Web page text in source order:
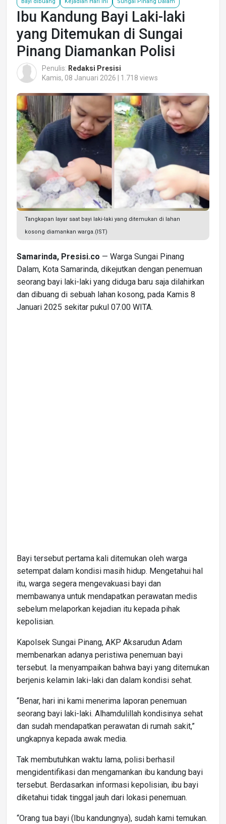
Ibu Kandung Bayi Laki-laki
yang Ditemukan di Sungai
Pinang Diamankan Polisi
Penulis: Redaksi Presisi
Kamis, 08 Januari 2026 | 1.718 views
Tangkapan layar saat bayi laki-laki yang ditemukan di lahan
kosong diamankan warga.(IST)
Samarinda, Presisi.co — Warga Sungai Pinang
Dalam, Kota Samarinda, dikejutkan dengan penemuan
seorang bayi laki-laki yang diduga baru saja dilahirkan
dan dibuang di sebuah lahan kosong, pada Kamis 8
Januari 2025 sekitar pukul 07.00 WITA.
Bayi tersebut pertama kali ditemukan oleh warga
setempat dalam kondisi masih hidup. Mengetahui hal
itu, warga segera mengevakuasi bayi dan
membawanya untuk mendapatkan perawatan medis
sebelum melaporkan kejadian itu kepada pihak
kepolisian.
Kapolsek Sungai Pinang, AKP Aksarudun Adam
membenarkan adanya peristiwa penemuan bayi
tersebut. Ia menyampaikan bahwa bayi yang ditemukan
berjenis kelamin laki-laki dan dalam kondisi sehat.
“Benar, hari ini kami menerima laporan penemuan
seorang bayi laki-laki. Alhamdulillah kondisinya sehat
dan sudah mendapatkan perawatan di rumah sakit,”
ungkapnya kepada awak media.
Tak membutuhkan waktu lama, polisi berhasil
mengidentifikasi dan mengamankan ibu kandung bayi
tersebut. Berdasarkan informasi kepolisian, ibu bayi
diketahui tidak tinggal jauh dari lokasi penemuan.
“Orang tua bayi (Ibu kandungnya), sudah kami temukan.